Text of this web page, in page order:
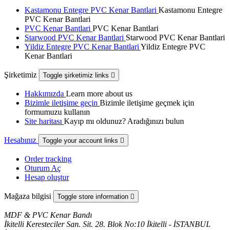
Kastamonu Entegre PVC Kenar Bantlari Kastamonu Entegre
PVC Kenar Bantlari
PVC Kenar Bantlari PVC Kenar Bantlari
Starwood PVC Kenar Bantlari Starwood PVC Kenar Bantlari
Yildiz Entegre PVC Kenar Bantlari Yildiz Entegre PVC
Kenar Bantlari
Şirketimiz Toggle şirketimiz links 
Hakkımızda Learn more about us
Bizimle iletişime geçin Bizimle iletişime geçmek için
formumuzu kullanın
Site haritası Kayıp mı oldunuz? Aradığınızı bulun
Hesabınız Toggle your account links 
Order tracking
Oturum Aç
Hesap oluştur
Mağaza bilgisi Toggle store information 
MDF & PVC Kenar Bandı
İkitelli Keresteciler San. Sit. 28. Blok No:10 İkitelli - İSTANBUL